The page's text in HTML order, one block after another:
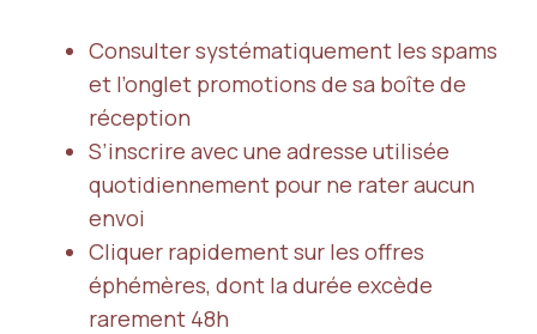
Consulter systématiquement les spams
et l’onglet promotions de sa boîte de
réception
S’inscrire avec une adresse utilisée
quotidiennement pour ne rater aucun
envoi
Cliquer rapidement sur les offres
éphémères, dont la durée excède
rarement 48h